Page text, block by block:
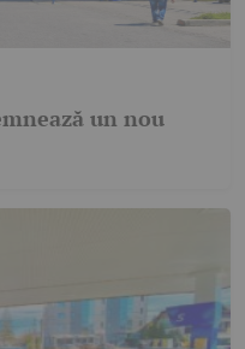
un nou